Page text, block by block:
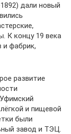
дали новый
К концу 19 века
и фабрик,
развитие
и пищевой
были
завод и ТЭЦ.